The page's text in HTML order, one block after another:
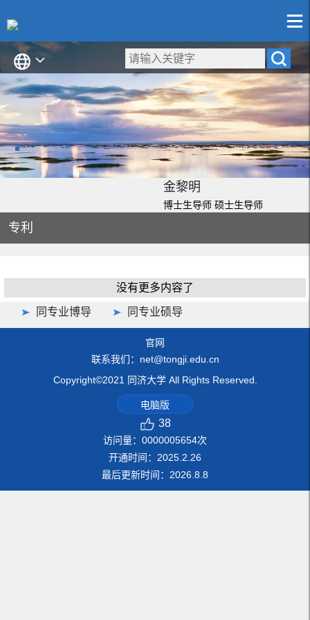
金黎明
博士生导师 硕士生导师
专利
没有更多内容了
同专业博导 同专业硕导
官网
联系我们：net@tongji.edu.cn
Copyright©2021 同济大学 All Rights Reserved.
电脑版
38
访问量： 0000005654次
开通时间： 2025 2 26
最后更新时间： 2026 8 8